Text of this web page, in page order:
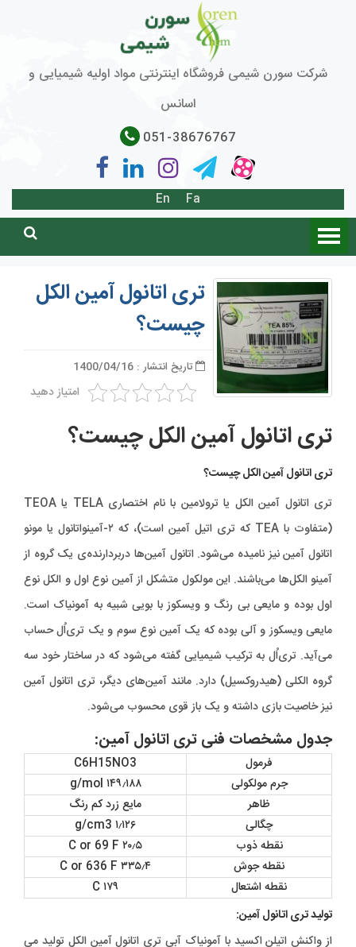
شرکت سورن شیمی فروشگاه اینترنتی مواد اولیه شیمیایی و
اسانس
051-38676767
Fa
En
تری اتانول آمین الکل
چیست؟
تاریخ انتشار : 1400/04/16
امتیاز دهید
تری اتانول آمین الکل چیست؟
تری اتانول آمین الکل چیست؟
تری اتانول آمین الکل یا ترولامین با نام اختصاری TELA یا TEOA
(متفاوت با TEA که تری اتیل آمین است)، که ۲-آمینواتانول یا مونو
اتانول آمین نیز نامیده می‌شود. اتانول آمین‌ها دربردارنده‌ی یک گروه از
آمینو الکل‌ها می‌باشند. این مولکول متشکل از آمین نوع اول و الکل نوع
اول بوده و مایعی بی رنگ و ویسکوز با بویی شبیه به آمونیاک است.
مایعی ویسکوز و آلی بوده که یک آمین نوع سوم و یک تری‌اُل حساب
می‌آید. تری‌اُل به ترکیب شیمیایی گفته می‌شود که در ساختار خود سه
گروه الکلی (هیدروکسیل) دارد. مانند آمین‌های دیگر، تری اتانول آمین
نیز خاصیت بازی داشته و یک باز قوی محسوب می‌شود.
جدول مشخصات فنی تری اتانول آمین:
فرمول
C6H15NO3
جرم مولکولی
۱۴۹٫۱۸۸ g/mol
ظاهر
مایع زرد کم رنگ
چگالی
۱٫۱۲۶ g/cm3
نقطه ذوب
۲۰٫۵ C or 69 F
نقطه جوش
۳۳۵٫۴ C or 636 F
نقطه اشتعال
۱۷۹ C
تولید تری اتانول آمین:
از واکنش اتیلن اکسید با آمونیاک آبی تری اتانول آمین الکل تولید می